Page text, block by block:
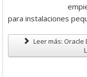
4
para instalaciones
Leer más: Oracle